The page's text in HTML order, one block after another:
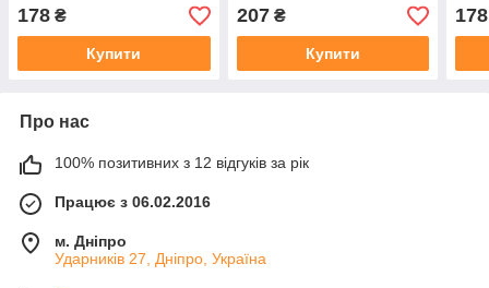
178 ₴
Купити
207₴
Купити
178
Про нас
100% позитивних з 12 відгуків за рік
Працює з 06.02.2016
м. Дніпро
Ударників 27, Дніпро, Україна